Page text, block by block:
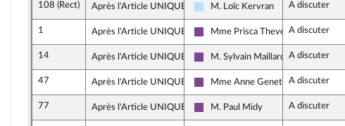
108 (Rect) Après l'Article UNIQUE
Horizons & Indépendants
M. Loïc Kervran A discuter
1 Après l'Article UNIQUE
Ensemble pour la République
Mme Prisca ThevenotA discuter
14 Après l'Article UNIQUE
Ensemble pour la République
M. Sylvain Maillard A discuter
47 Après l'Article UNIQUE
Ensemble pour la République
Mme Anne GenetetA discuter
77 Après l'Article UNIQUE
Ensemble pour la République
M. Paul Midy A discuter